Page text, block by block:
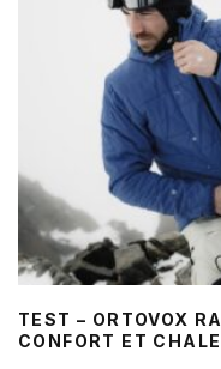
TEST – ORTOVOX
CONFORT ET